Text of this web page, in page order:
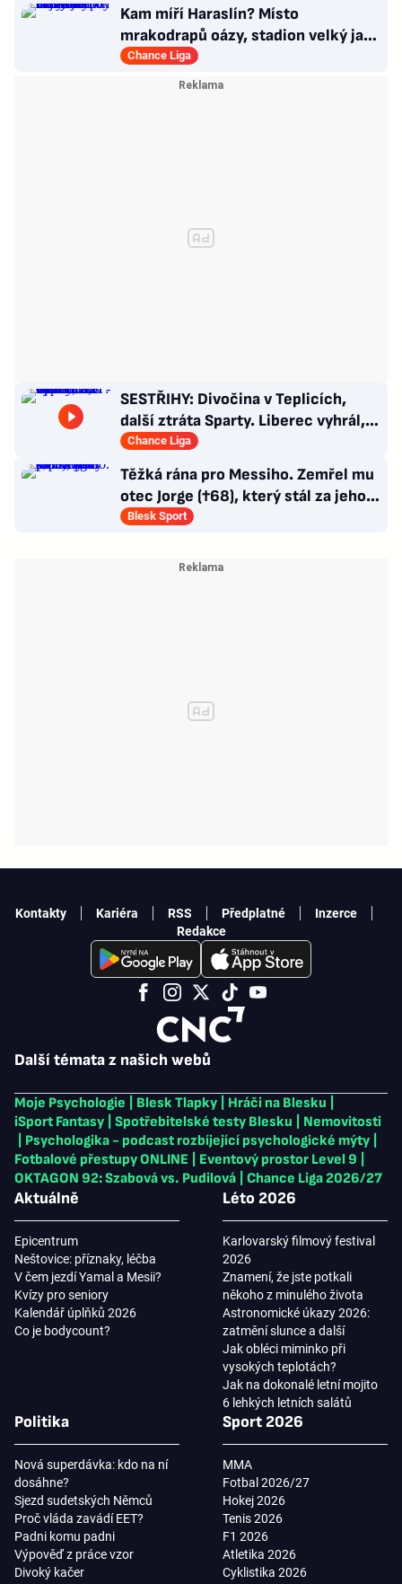
Kam míří Haraslín? Místo
mrakodrapů oázy, stadion velký jak
v Plzni. Byl by největší hvězdou
Chance Liga
SESTŘIHY: Divočina v Teplicích,
další ztráta Sparty. Liberec vyhrál,
Zlín - Bohemians 0:2
Chance Liga
Těžká rána pro Messiho. Zemřel mu
otec Jorge (†68), který stál za jeho
úspěchy
Blesk Sport
Další témata z našich webů
Moje Psychologie Blesk Tlapky Hráči na Blesku
iSport Fantasy
Spotřebitelské testy Blesku
Nemovitosti
Psychologika - podcast rozbíjející psychologické mýty
Fotbalové přestupy ONLINE
Eventový prostor Level 9
OKTAGON 92: Szabová vs. Pudilová
Chance Liga 2026/27
Aktuálně
Epicentrum
Neštovice: příznaky, léčba
V čem jezdí Yamal a Mesii?
Kvízy pro seniory
Kalendář úplňků 2026
Co je bodycount?
Léto 2026
Karlovarský filmový festival
2026
Znamení, že jste potkali
někoho z minulého života
Astronomické úkazy 2026:
zatmění slunce a další
Jak obléci miminko při
vysokých teplotách?
Jak na dokonalé letní mojito
6 lehkých letních salátů
Politika
Nová superdávka: kdo na ní
dosáhne?
Sjezd sudetských Němců
Proč vláda zavádí EET?
Padni komu padni
Výpověď z práce vzor
Divoký kačer
Sport 2026
MMA
Fotbal 2026/27
Hokej 2026
Tenis 2026
F1 2026
Atletika 2026
Cyklistika 2026
Kontakty Kariéra RSS Předplatné
Inzerce
Redakce